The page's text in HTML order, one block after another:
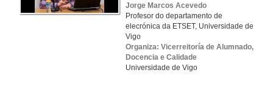
Jorge Marcos Acevedo
Profesor do departamento de
elecrónica da ETSET, Universidade de
Vigo
Organiza: Vicerreitoría de Alumnado,
Docencia e Calidade
Universidade de Vigo